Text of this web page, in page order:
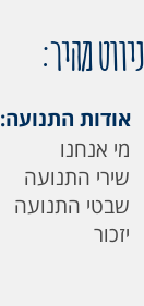
ניווט מהיר:
אודות התנועה:
מי אנחנו
שירי התנועה
שבטי התנועה
יזכור